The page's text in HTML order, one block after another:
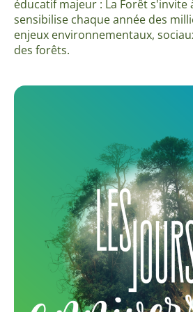
éducatif majeur : La Forêt s'invite
sensibilise chaque année des
enjeux environnementaux,
des forêts.